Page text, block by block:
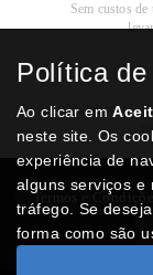
Sem custos
Modos
Multibanco,
Termos e Condições
Política
Ao clicar em
neste site. Os
experiência de
alguns serviços e
tráfego. Se
forma como são